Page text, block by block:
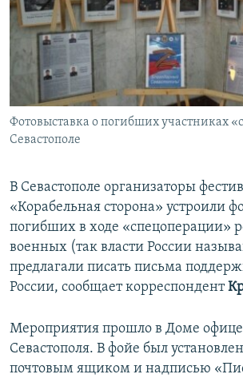
ПОБЕДИТЕЛЕЙ НЕ СУДЯТ?
КРЫМ.НЕПОКОРЕННЫЙ
ELIFBE
УКРАИНСКАЯ ПРОБЛЕМА КРЫМА
ПРИСОЕДИНЯЙТЕСЬ!
Все сайты RFE/RL
Фотовыставка о погибших участниках
Севастополе
В Севастополе организаторы
«Корабельная сторона» устроили
погибших в ходе «спецоперации»
военных (так власти России
предлагали писать письма
России, сообщает корреспондент
Мероприятия прошло в Доме
Севастополя. В фойе был
почтовым ящиком и надписью